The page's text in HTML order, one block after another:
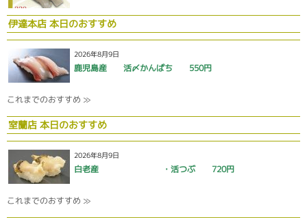
伊達本店 本日のおすすめ
2026年8月9日
鹿児島産 活〆かんぱち 550円
これまでのおすすめ ≫
室蘭店 本日のおすすめ
2026年8月9日
白老産 ・活つぶ 720円
これまでのおすすめ ≫